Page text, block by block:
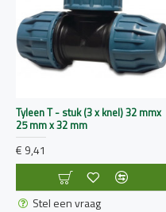
Tyleen T - stuk (3 x knel) 32 mmx
25 mm x 32 mm
€ 9,41
Stel een vraag